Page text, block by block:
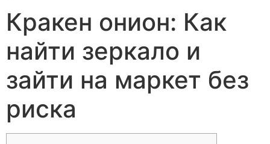
Кракен онион: Как
найти зеркало и
зайти на маркет без
риска